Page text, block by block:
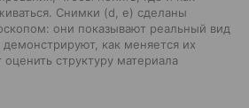
Снимки (d, e) сделаны
они показывают реальный вид
демонстрируют, как меняется их
структуру материала